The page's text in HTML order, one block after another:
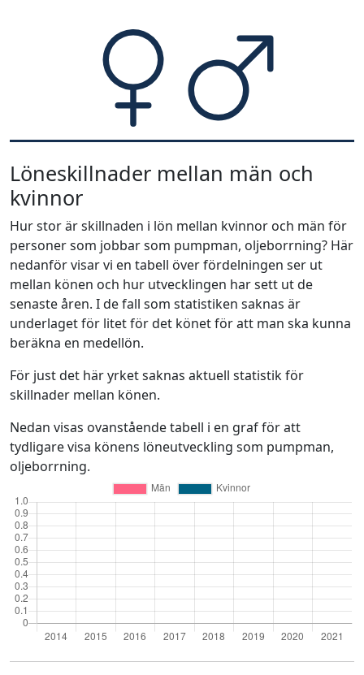
Löneskillnader mellan män och
kvinnor
Hur stor är skillnaden i lön mellan kvinnor och män för
personer som jobbar som pumpman, oljeborrning? Här
nedanför visar vi en tabell över fördelningen ser ut
mellan könen och hur utvecklingen har sett ut de
senaste åren. I de fall som statistiken saknas är
underlaget för litet för det könet för att man ska kunna
beräkna en medellön.
För just det här yrket saknas aktuell statistik för
skillnader mellan könen.
Nedan visas ovanstående tabell i en graf för att
tydligare visa könens löneutveckling som pumpman,
oljeborrning.